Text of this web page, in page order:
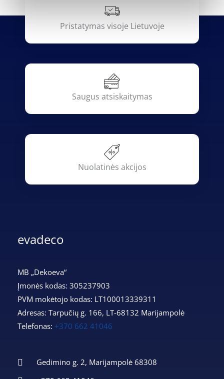
Pristatymas visoje Lietuvoje
Saugus atsiskaitymas
Nuolatinės akcijos
evadeco
MB „Dekoeva“
Įmonės kodas: 305237903
PVM mokėtojo kodas: LT100013339311
Adresas: Tarpučių g. 166, LT-68132 Marijampolė
Telefonas: +370 662 41046
Gedimino g. 2, Marijampolė 68308